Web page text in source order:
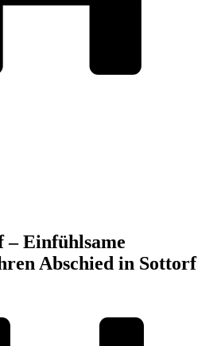
– Einfühlsame
Abschied in Sottorf